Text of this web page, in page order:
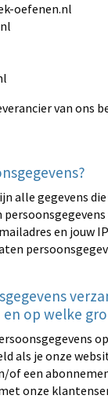
oefenen.nl
van ons
alle gegevens
en jouw
op welke
als je onze
of een
onze